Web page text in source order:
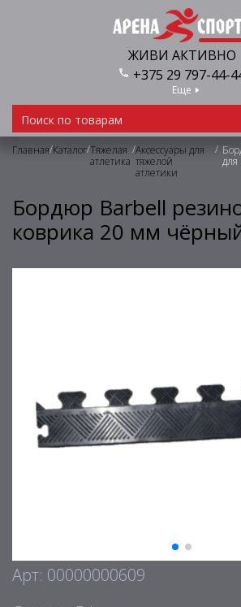
ЖИВИ АКТИВНО
+375 29 797-44-
Еще
Главная/Каталог/Тяжелая
атлетика
/Аксессуары для
тяжелой
атлетики
/
Бордюр Barbell
коврика 20 мм
Арт: 00000000609